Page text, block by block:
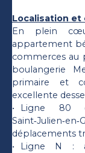
Localisation
En plein cœur
appartement
commerces au
boulangerie
primaire et
excellente
Ligne 80
déplacements
Ligne N :